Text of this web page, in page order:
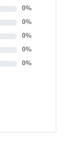
0%
0%
0%
0%
0%